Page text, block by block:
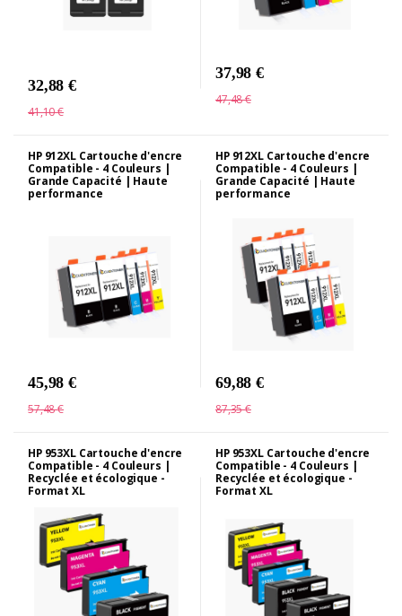
32,88 €
41,10 €
37,98 €
47,48 €
HP 912XL Cartouche d'encre
Compatible - 4 Couleurs |
Grande Capacité | Haute
performance
45,98 €
57,48 €
HP 912XL Cartouche d'encre
Compatible - 4 Couleurs |
Grande Capacité | Haute
performance
69,88 €
87,35 €
HP 953XL Cartouche d'encre
Compatible - 4 Couleurs |
Recyclée et écologique -
Format XL
HP 953XL Cartouche d'encre
Compatible - 4 Couleurs |
Recyclée et écologique -
Format XL